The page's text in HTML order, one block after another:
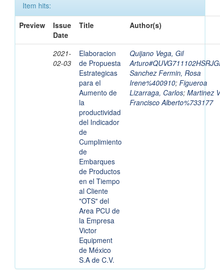
Item hits:
Preview
Issue
Date
Title Author(s)
2021-
02-03
Elaboracion
de Propuesta
Estrategicas
para el
Aumento de
la
productividad
del Indicador
de
Cumplimiento
de
Embarques
de Productos
en el Tiempo
al Cliente
"OTS" del
Area PCU de
la Empresa
Victor
Equipment
de México
S.A de C.V.
Quijano Vega, Gil
Sanchez Fermin, Rosa
Irene%400910; Figueroa
Lizarraga, Carlos; Martinez
Francisco Alberto%733177